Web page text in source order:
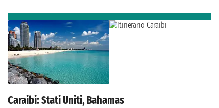
Caraibi: Stati Uniti, Bahamas